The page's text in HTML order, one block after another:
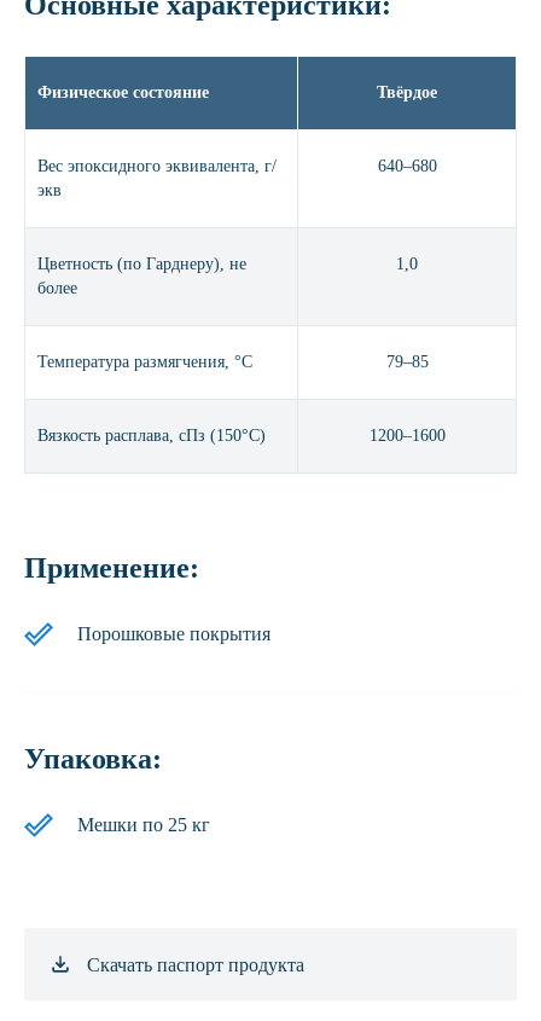
Физическое состояние Твёрдое
Вес эпоксидного эквивалента, г/
экв
640–680
Цветность (по Гарднеру), не
более
1,0
Температура размягчения, °С 79–85
Вязкость расплава, сПз (150°С) 1200–1600
Применение:
Порошковые покрытия
Упаковка:
Мешки по 25 кг
Скачать паспорт продукта